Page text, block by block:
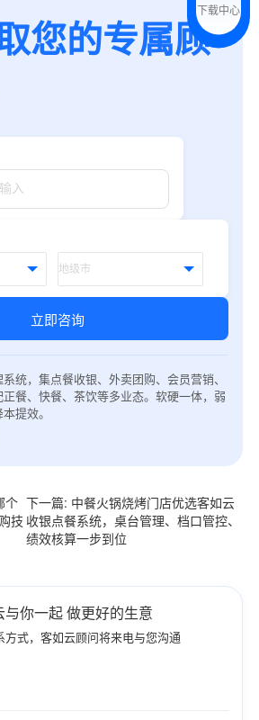
您的专属顾
立即咨询
统，集点餐收银、外卖团购、会员营销、
餐、快餐、茶饮等多业态。软硬一体，弱
提效。
个
技
下一篇: 中餐火锅烧烤门店优选客如云
收银点餐系统，桌台管理、档口管控、
绩效核算一步到位
与你一起 做更好的生意
方式，客如云顾问将来电与您沟通
下载中心
预约试用